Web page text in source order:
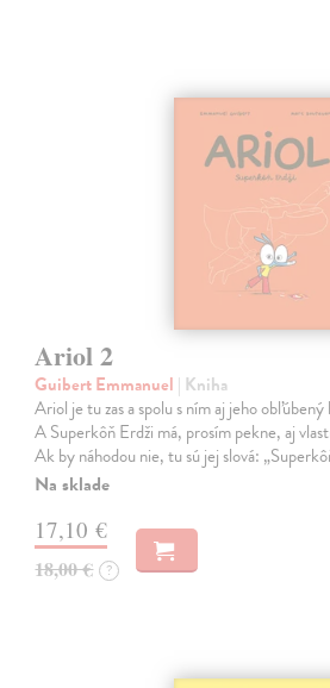
Ariol 2
Guibert Emmanuel | Kniha
Ariol je tu zas a spolu s ním aj jeho
A Superkôň Erdži má, prosím pekne, aj
Ak by náhodou nie, tu sú jej slová:
Na sklade
17,10 €
18,00 € ?